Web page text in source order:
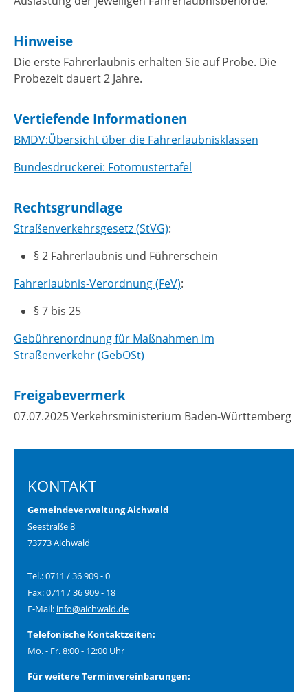
Hinweise
Die erste Fahrerlaubnis erhalten Sie auf Probe. Die
Probezeit dauert 2 Jahre.
Vertiefende Informationen
BMDV:Übersicht über die Fahrerlaubnisklassen
Bundesdruckerei: Fotomustertafel
Rechtsgrundlage
Straßenverkehrsgesetz (StVG):
§ 2 Fahrerlaubnis und Führerschein
Fahrerlaubnis-Verordnung (FeV):
§ 7 bis 25
Gebührenordnung für Maßnahmen im
Straßenverkehr (GebOSt)
Freigabevermerk
07.07.2025 Verkehrsministerium Baden-Württemberg
KONTAKT
Gemeindeverwaltung Aichwald
Seestraße 8
73773 Aichwald
Tel.: 0711 / 36 909 - 0
Fax: 0711 / 36 909 - 18
E-Mail: info@aichwald.de
Telefonische Kontaktzeiten:
Mo. - Fr. 8:00 - 12:00 Uhr
Für weitere Terminvereinbarungen: